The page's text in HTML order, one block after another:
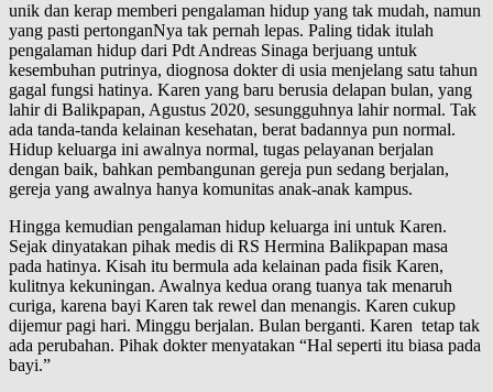
unik dan kerap memberi pengalaman hidup yang tak mudah, namun
yang pasti pertonganNya tak pernah lepas. Paling tidak itulah
pengalaman hidup dari Pdt Andreas Sinaga berjuang untuk
kesembuhan putrinya, diognosa dokter di usia menjelang satu tahun
gagal fungsi hatinya. Karen yang baru berusia delapan bulan, yang
lahir di Balikpapan, Agustus 2020, sesungguhnya lahir normal. Tak
ada tanda-tanda kelainan kesehatan, berat badannya pun normal.
Hidup keluarga ini awalnya normal, tugas pelayanan berjalan
dengan baik, bahkan pembangunan gereja pun sedang berjalan,
gereja yang awalnya hanya komunitas anak-anak kampus.
Hingga kemudian pengalaman hidup keluarga ini untuk Karen.
Sejak dinyatakan pihak medis di RS Hermina Balikpapan masa
pada hatinya. Kisah itu bermula ada kelainan pada fisik Karen,
kulitnya kekuningan. Awalnya kedua orang tuanya tak menaruh
curiga, karena bayi Karen tak rewel dan menangis. Karen cukup
dijemur pagi hari. Minggu berjalan. Bulan berganti. Karen tetap tak
ada perubahan. Pihak dokter menyatakan “Hal seperti itu biasa pada
bayi.”